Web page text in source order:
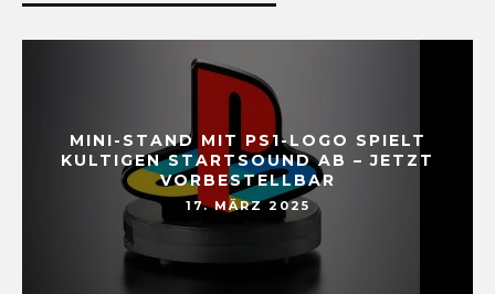
MINI-STAND MIT PS1-LOGO SPIELT
KULTIGEN STARTSOUND AB – JETZT
VORBESTELLBAR
17. MÄRZ 2025